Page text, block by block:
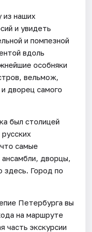
из наших
и увидеть
и помпезной
вдоль
особняки
вельмож,
дворец самого
был столицей
самые
дворцы,
здесь. Город по
Петербурга вы
на маршруте
часть экскурсии